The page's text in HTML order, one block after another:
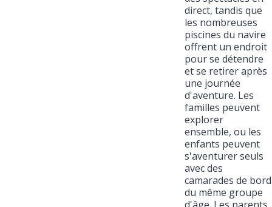
direct, tandis que
les nombreuses
piscines du navire
offrent un endroit
pour se détendre
et se retirer après
une journée
d'aventure. Les
familles peuvent
explorer
ensemble, ou les
enfants peuvent
s'aventurer seuls
avec des
camarades de bord
du même groupe